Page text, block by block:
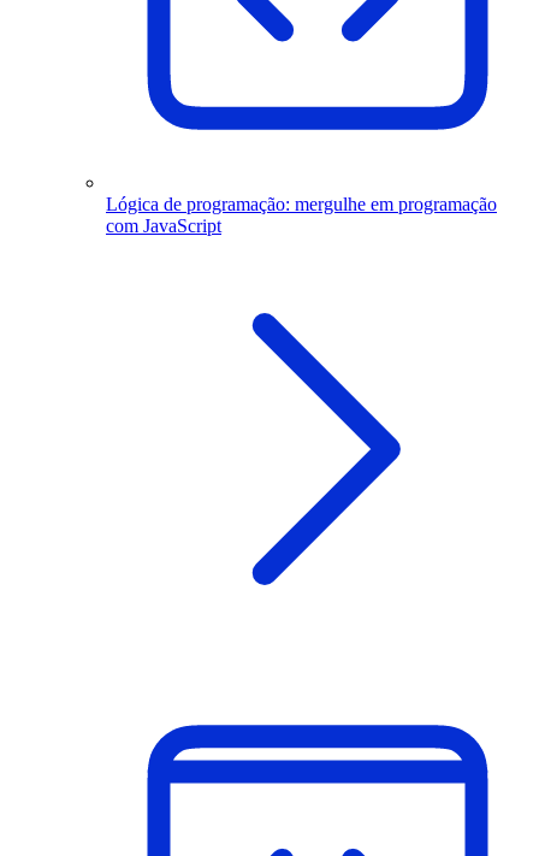
Lógica de programação: mergulhe em programação
com JavaScript